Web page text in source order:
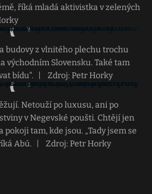
říká mladá aktivistka v zelených
budovy z vlnitého plechu trochu
východním Slovensku. Také tam
bídu“.
Zdroj: Petr Horky
Netouží po luxusu, ani po
v Negevské poušti. Chtějí jen
tam, kde jsou. „Tady jsem se
Abú.
Zdroj: Petr Horky